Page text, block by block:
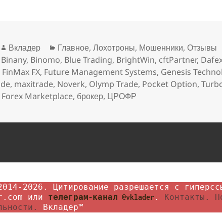
Автор
Вкладер Рубрики
Главное,Лохотроны, Мошенники,Отзывы
Binany, Binomo, Blue Trading, BrightWin, cftPartner,
FinMax FX, Future Management Systems, Genesis
, maxitrade, Noverk, Olymp Trade, Pocket Option,
Marketplace, брокер, ЦРОФР
или телеграм-канал @vklader. Контакты.
Вкладер™